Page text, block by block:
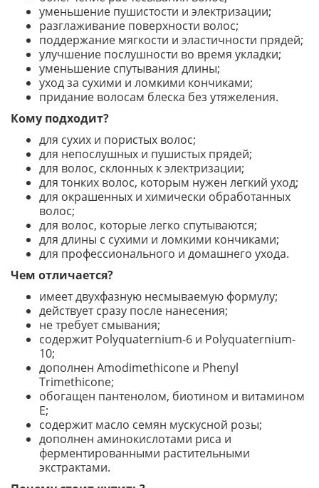
уменьшение пушистости и электризации;
разглаживание поверхности волос;
поддержание мягкости и эластичности прядей;
улучшение послушности во время укладки;
уменьшение спутывания длины;
уход за сухими и ломкими кончиками;
придание волосам блеска без утяжеления.
Кому подходит?
для сухих и пористых волос;
для непослушных и пушистых прядей;
для волос, склонных к электризации;
для тонких волос, которым нужен легкий уход;
для окрашенных и химически обработанных
волос;
для волос, которые легко спутываются;
для длины с сухими и ломкими кончиками;
для профессионального и домашнего ухода.
Чем отличается?
имеет двухфазную несмываемую формулу;
действует сразу после нанесения;
не требует смывания;
содержит Polyquaternium-6 и Polyquaternium-
10;
дополнен Amodimethicone и Phenyl
Trimethicone;
обогащен пантенолом, биотином и витамином
Е;
содержит масло семян мускусной розы;
дополнен аминокислотами риса и
ферментированными растительными
экстрактами.